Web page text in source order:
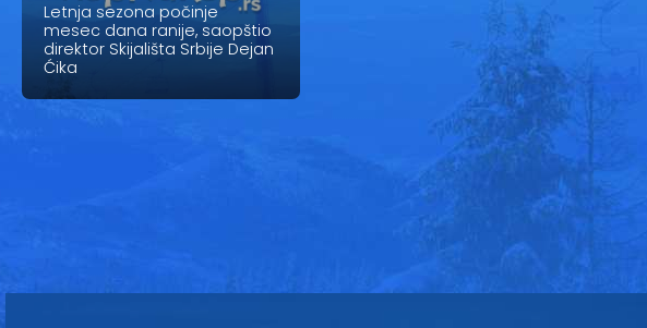
Letnja sezona počinje
mesec dana ranije, saopštio
direktor Skijališta Srbije Dejan
Ćika